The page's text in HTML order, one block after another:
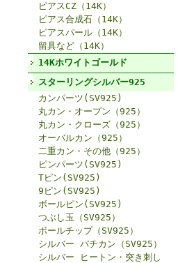
ピアスCZ（14K）
ピアス合成石（14K）
ピアスパール（14K）
留具など（14K）
14Kホワイトゴールド
スターリングシルバー925
カンパーツ(SV925)
丸カン・オープン（925）
丸カン・クローズ（925）
オーバルカン（925）
二重カン・その他（925）
ピンパーツ(SV925)
Tピン(SV925)
9ピン(SV925)
ボールピン(SV925)
つぶし玉（SV925）
ボールチップ（SV925）
シルバー バチカン（SV925）
シルバー ヒートン・突き刺し